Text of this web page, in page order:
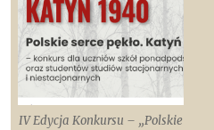
IV Edycja Konkursu – „Polskie